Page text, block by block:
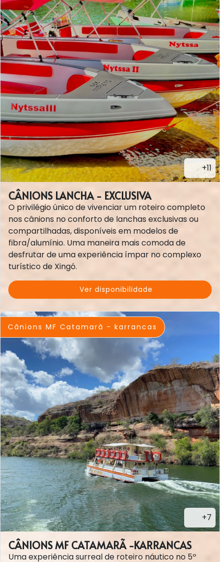
+11
CÂNIONS LANCHA - EXCLUSIVA
O privilégio único de vivenciar um roteiro completo
nos cânions no conforto de lanchas exclusivas ou
compartilhadas, disponíveis em modelos de
fibra/alumínio. Uma maneira mais comoda de
desfrutar de uma experiência ímpar no complexo
turístico de Xingó.
Ver disponibilidade
Cânions MF Catamarã - karrancas
+7
CÂNIONS MF CATAMARÃ -KARRANCAS
Uma experiência surreal de roteiro náutico no 5º